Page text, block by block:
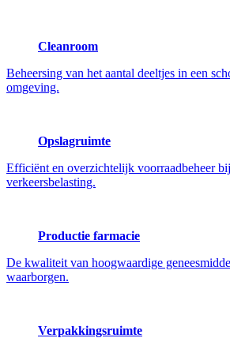
Cleanroom
Beheersing van het aantal deeltjes in een
omgeving.
Opslagruimte
Efficiënt en overzichtelijk voorraadbeheer
verkeersbelasting.
Productie farmacie
De kwaliteit van hoogwaardige
waarborgen.
Verpakkingsruimte